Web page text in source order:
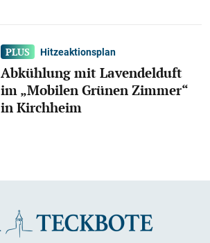
Hitzeaktionsplan
Abkühlung mit Lavendelduft
im „Mobilen Grünen Zimmer“
in Kirchheim